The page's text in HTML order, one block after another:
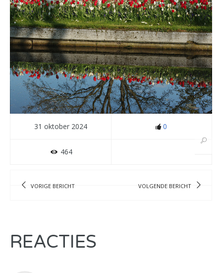
31 oktober 2024 0
464
VORIGE BERICHT VOLGENDE BERICHT
REACTIES